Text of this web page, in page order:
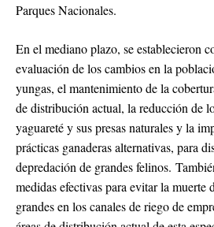
Parques Nacionales.
En el mediano plazo, se establecieron
evaluación de los cambios en la
yungas, el mantenimiento de la
de distribución actual, la reducción de
yaguareté y sus presas naturales y la
prácticas ganaderas alternativas, para
depredación de grandes felinos.
medidas efectivas para evitar la muerte
grandes en los canales de riego de